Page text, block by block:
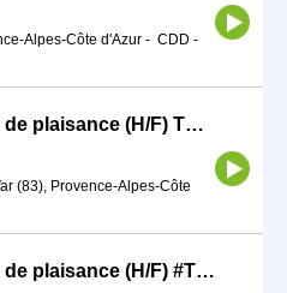
Alpes-Côte d'Azur - CDD -
Mécanicien de bateaux de plaisance (H/F) TDFE2026
(83), Provence-Alpes-Côte
Mécanicien de bateaux de plaisance (H/F) #TDFE2026